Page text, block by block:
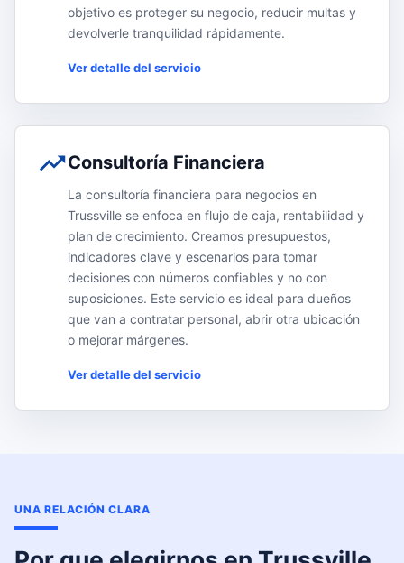
objetivo es proteger su negocio, reducir multas y
devolverle tranquilidad rápidamente.
Ver detalle del servicio
Consultoría Financiera
La consultoría financiera para negocios en
Trussville se enfoca en flujo de caja, rentabilidad y
plan de crecimiento. Creamos presupuestos,
indicadores clave y escenarios para tomar
decisiones con números confiables y no con
suposiciones. Este servicio es ideal para dueños
que van a contratar personal, abrir otra ubicación
o mejorar márgenes.
Ver detalle del servicio
UNA RELACIÓN CLARA